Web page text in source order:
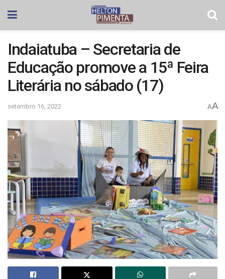
Indaiatuba – Secretaria de
Educação promove a 15ª Feira
Literária no sábado (17)
setembro 16, 2022 AA